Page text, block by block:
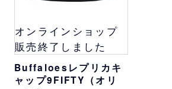
オンラインショップ
販売終了しました
Buffaloesレプリカキ
ャップ9FIFTY（オリ